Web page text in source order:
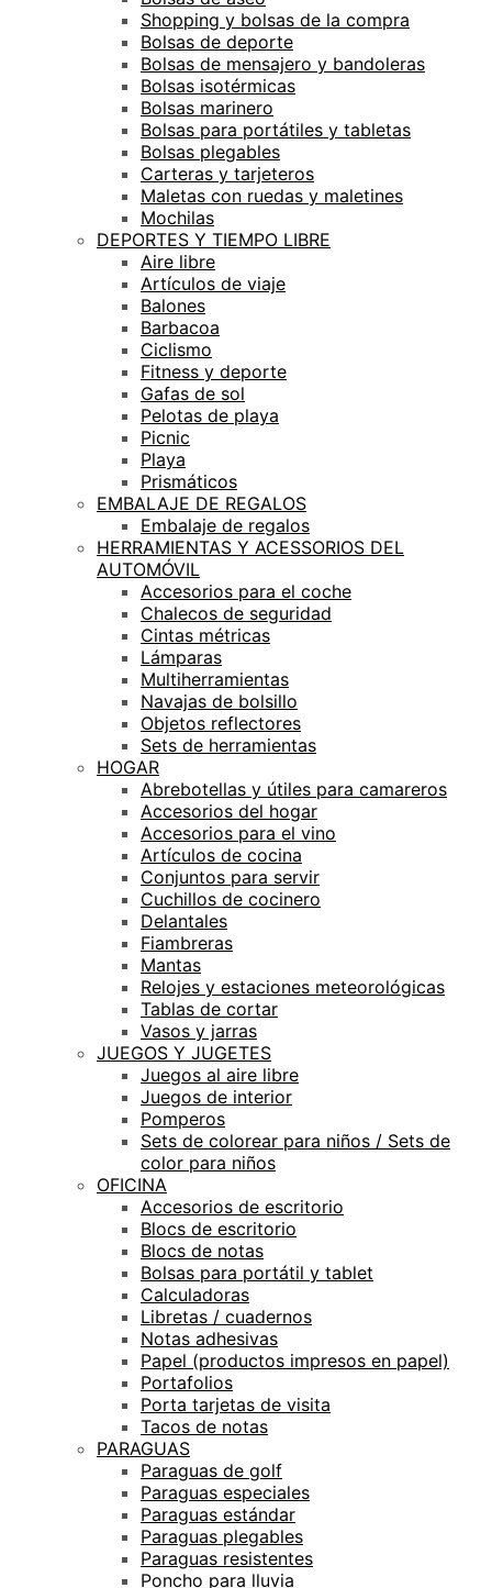
Shopping y bolsas de la compra
Bolsas de deporte
Bolsas de mensajero y bandoleras
Bolsas isotérmicas
Bolsas marinero
Bolsas para portátiles y tabletas
Bolsas plegables
Carteras y tarjeteros
Maletas con ruedas y maletines
Mochilas
DEPORTES Y TIEMPO LIBRE
Aire libre
Artículos de viaje
Balones
Barbacoa
Ciclismo
Fitness y deporte
Gafas de sol
Pelotas de playa
Picnic
Playa
Prismáticos
EMBALAJE DE REGALOS
Embalaje de regalos
HERRAMIENTAS Y ACESSORIOS DEL
AUTOMÓVIL
Accesorios para el coche
Chalecos de seguridad
Cintas métricas
Lámparas
Multiherramientas
Navajas de bolsillo
Objetos reflectores
Sets de herramientas
HOGAR
Abrebotellas y útiles para camareros
Accesorios del hogar
Accesorios para el vino
Artículos de cocina
Conjuntos para servir
Cuchillos de cocinero
Delantales
Fiambreras
Mantas
Relojes y estaciones meteorológicas
Tablas de cortar
Vasos y jarras
JUEGOS Y JUGETES
Juegos al aire libre
Juegos de interior
Pomperos
Sets de colorear para niños / Sets de
color para niños
OFICINA
Accesorios de escritorio
Blocs de escritorio
Blocs de notas
Bolsas para portátil y tablet
Calculadoras
Libretas / cuadernos
Notas adhesivas
Papel (productos impresos en papel)
Portafolios
Porta tarjetas de visita
Tacos de notas
PARAGUAS
Paraguas de golf
Paraguas especiales
Paraguas estándar
Paraguas plegables
Paraguas resistentes
Poncho para lluvia